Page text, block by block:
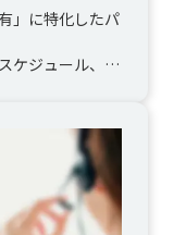
」に特化したパ
ケジュール、施